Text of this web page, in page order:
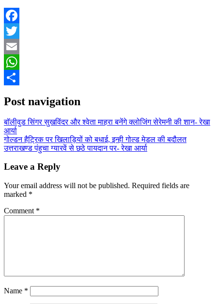
Facebook
Twitter
Email
WhatsApp
Post navigation
बॉलीवुड सिंगर सुखविंदर और श्वेता माहरा बनेंगे क्लोजिंग सेरेमनी की शान- रेखा
आर्या
गोल्डन हैट्रिक पर खिलाड़ियों को बधाई, इन्ही गोल्ड मेडल की बदौलत
उत्तराखण्ड पंहुचा ग्यारवें से छठे पायदान पर- रेखा आर्या
Leave a Reply
Your email address will not be published. Required fields are
marked *
Comment *
Name *